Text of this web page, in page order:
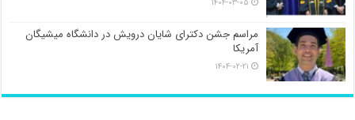
مراسم جشن دکترای شایان درویش در دانشگاه میشیگان
آمریکا
۱۴۰۴-۰۲-۲۱